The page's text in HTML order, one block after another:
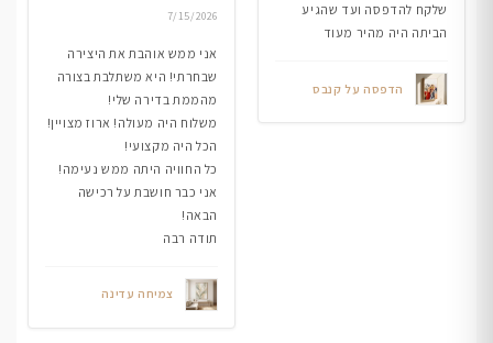
שלקח להדפסה ועד שהגיע
הביתה היה מהיר מעוד
הדפסה על קנבס
7/15/2026
אני ממש אוהבת את היצירה
שבחרתי! היא משתלבת בצורה
מהממת בדירה שלי!
משלוח היה מעולה! ארוז מצויין!
הכל היה מקצועי!
כל החוויה היתה ממש נעימה!
אני כבר חושבת על רכישה
הבאה!
תודה רבה
צמיחה עדינה